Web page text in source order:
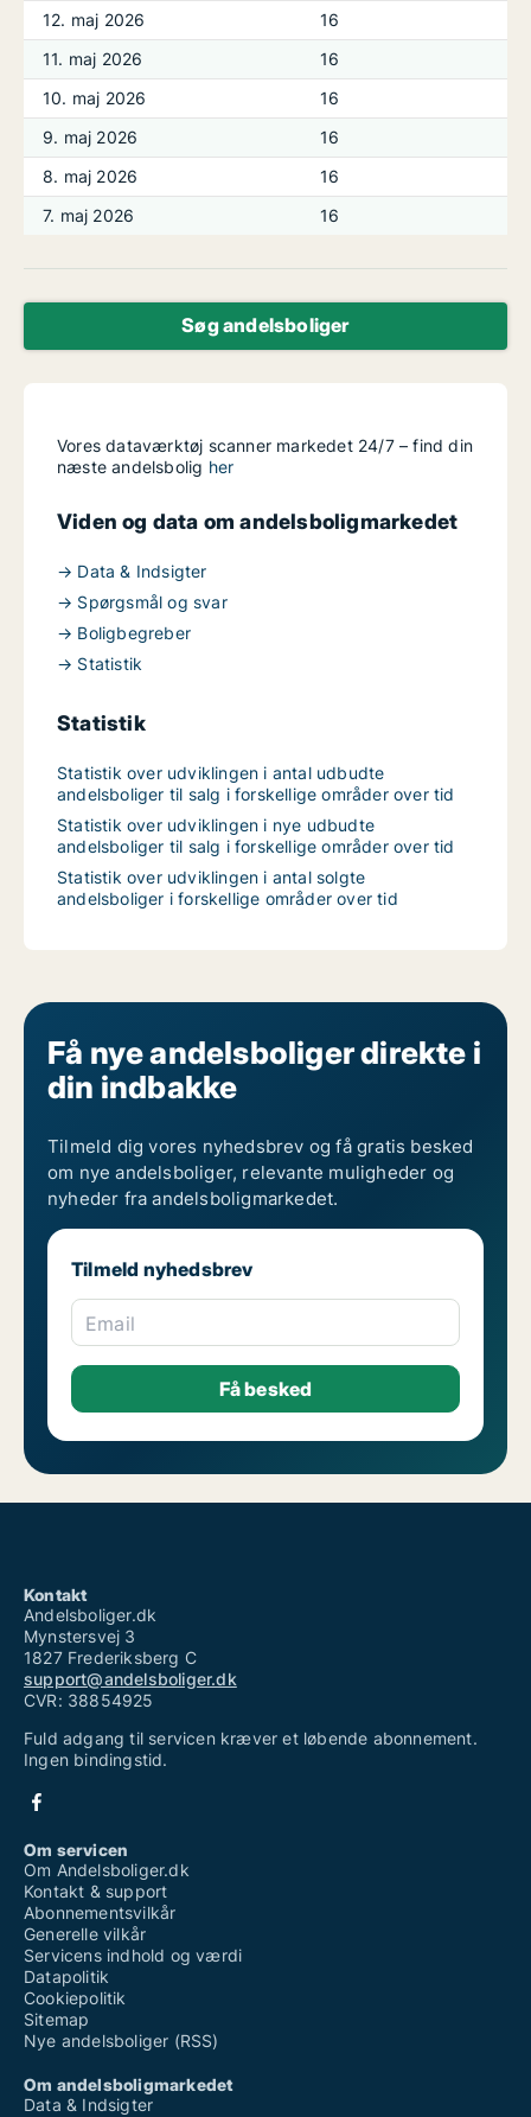
12. maj 2026
16
11. maj 2026
16
10. maj 2026
16
9. maj 2026
16
8. maj 2026
16
7. maj 2026
16
Søg andelsboliger
Vores dataværktøj scanner markedet 24/7 – find din
næste andelsbolig her
Viden og data om andelsboligmarkedet
→ Data & Indsigter
→ Spørgsmål og svar
→ Boligbegreber
→ Statistik
Statistik
Statistik over udviklingen i antal udbudte
andelsboliger til salg i forskellige områder over tid
Statistik over udviklingen i nye udbudte
andelsboliger til salg i forskellige områder over tid
Statistik over udviklingen i antal solgte
andelsboliger i forskellige områder over tid
Få nye andelsboliger direkte i
din indbakke
Tilmeld dig vores nyhedsbrev og få gratis besked
om nye andelsboliger, relevante muligheder og
nyheder fra andelsboligmarkedet.
Tilmeld nyhedsbrev
Email
Kontakt
Andelsboliger.dk
Mynstersvej 3
1827 Frederiksberg C
support@andelsboliger.dk
CVR: 38854925
Fuld adgang til servicen kræver et løbende abonnement.
Ingen bindingstid.
Om servicen
Om Andelsboliger.dk
Kontakt & support
Abonnementsvilkår
Generelle vilkår
Servicens indhold og værdi
Datapolitik
Cookiepolitik
Sitemap
Nye andelsboliger (RSS)
Om andelsboligmarkedet
Data & Indsigter